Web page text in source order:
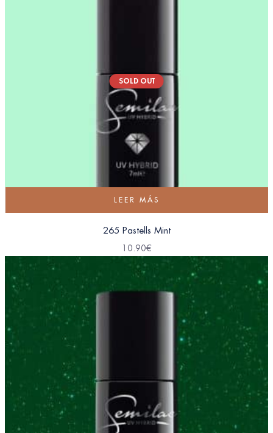
SOLD OUT
LEER MÁS
265 Pastells Mint
10.90€